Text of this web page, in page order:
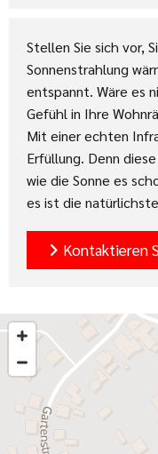
Stellen Sie sich vor,
Sonnenstrahlung
entspannt. Wäre es
Gefühl in Ihre
Mit einer echten
Erfüllung. Denn
wie die Sonne es
es ist die
Kontaktieren